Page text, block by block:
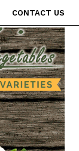
CONTACT US